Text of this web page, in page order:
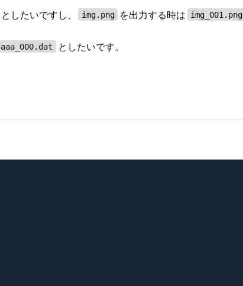
としたいですし、 img.png を出力する時は img_001.png
aaa_000.dat としたいです。